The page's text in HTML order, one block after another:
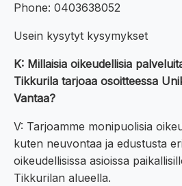
Phone: 0403638052
Usein kysytyt kysymykset
K: Millaisia oikeudellisia
Tikkurila tarjoaa osoitteessa
Vantaa?
V: Tarjoamme monipuolisia
kuten neuvontaa ja edustusta
oikeudellisissa asioissa
Tikkurilan alueella.